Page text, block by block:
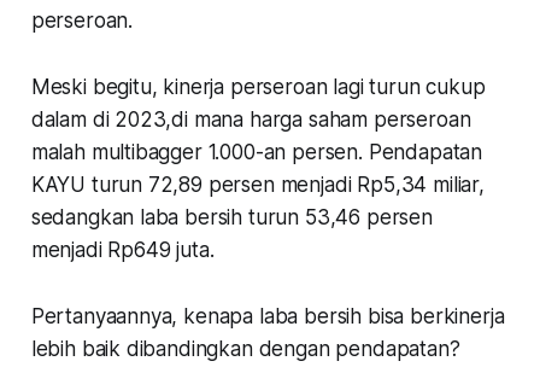
perseroan.
Meski begitu, kinerja perseroan lagi turun cukup
dalam di 2023,di mana harga saham perseroan
malah multibagger 1.000-an persen. Pendapatan
KAYU turun 72,89 persen menjadi Rp5,34 miliar,
sedangkan laba bersih turun 53,46 persen
menjadi Rp649 juta.
Pertanyaannya, kenapa laba bersih bisa berkinerja
lebih baik dibandingkan dengan pendapatan?